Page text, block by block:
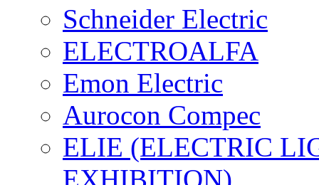
Schneider Electric
ELECTROALFA
Emon Electric
Aurocon Compec
ELIE (ELECTRIC